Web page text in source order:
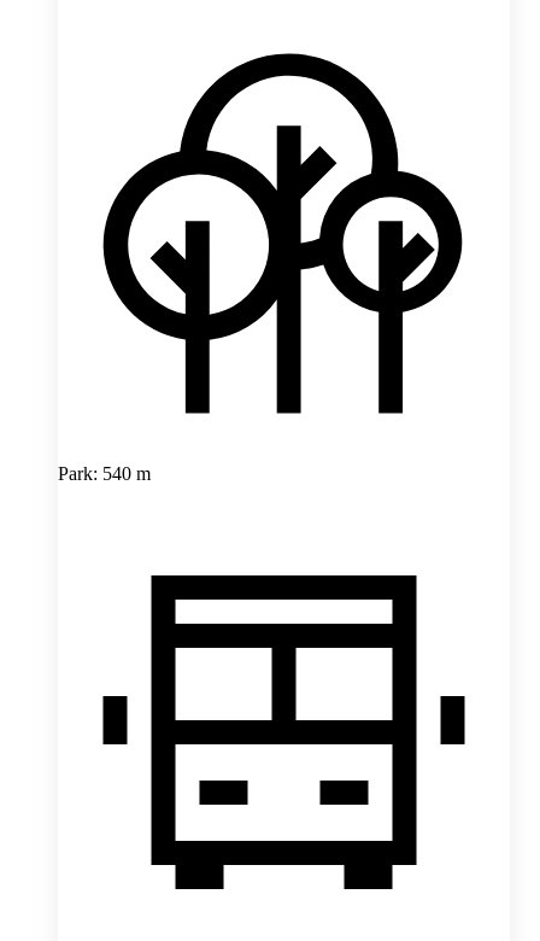
Park: 540 m